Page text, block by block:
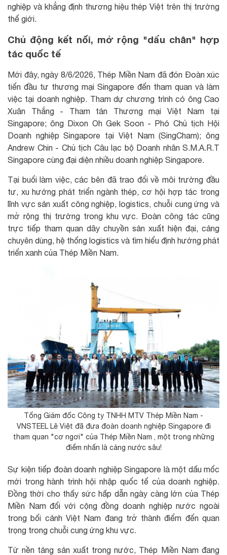
nghiệp và khẳng định thương hiệu thép Việt trên thị trường
thế giới.
Chủ động kết nối, mở rộng "dấu chân" hợp
tác quốc tế
Mới đây, ngày 8/6/2026, Thép Miền Nam đã đón Đoàn xúc
tiến đầu tư thương mại Singapore đến tham quan và làm
việc tại doanh nghiệp. Tham dự chương trình có ông Cao
Xuân Thắng - Tham tán Thương mại Việt Nam tại
Singapore; ông Dixon Oh Gek Soon - Phó Chủ tịch Hội
Doanh nghiệp Singapore tại Việt Nam (SingCham); ông
Andrew Chin - Chủ tịch Câu lạc bộ Doanh nhân S.M.A.R.T
Singapore cùng đại diện nhiều doanh nghiệp Singapore.
Tại buổi làm việc, các bên đã trao đổi về môi trường đầu
tư, xu hướng phát triển ngành thép, cơ hội hợp tác trong
lĩnh vực sản xuất công nghiệp, logistics, chuỗi cung ứng và
mở rộng thị trường trong khu vực. Đoàn công tác cũng
trực tiếp tham quan dây chuyền sản xuất hiện đại, cảng
chuyên dùng, hệ thống logistics và tìm hiểu định hướng phát
triển xanh của Thép Miền Nam.
Tổng Giám đốc Công ty TNHH MTV Thép Miền Nam -
VNSTEEL Lê Việt đã đưa đoàn doanh nghiệp Singapore đi
tham quan "cơ ngơi" của Thép Miền Nam , một trong những
điểm nhấn là cảng nước sâu!
Sự kiện tiếp đoàn doanh nghiệp Singapore là một dấu mốc
mới trong hành trình hội nhập quốc tế của doanh nghiệp.
Đồng thời cho thấy sức hấp dẫn ngày càng lớn của Thép
Miền Nam đối với cộng đồng doanh nghiệp nước ngoài
trong bối cảnh Việt Nam đang trở thành điểm đến quan
trọng trong chuỗi cung ứng khu vực.
Từ nền tảng sản xuất trong nước, Thép Miền Nam đang